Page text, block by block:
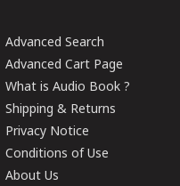
Advanced Search
Advanced Cart Page
What is Audio Book ?
Shipping & Returns
Privacy Notice
Conditions of Use
About Us